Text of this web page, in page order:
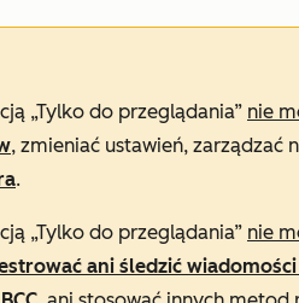
„Tylko do przeglądania” nie
, zmieniać ustawień, zarządzać
.
„Tylko do przeglądania” nie
ani śledzić